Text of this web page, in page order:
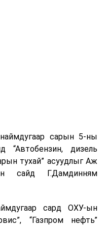
сарын 5-ны
“Автобензин, дизель
тухай” асуудлыг Аж
сайд Г.Дамдинням
сард ОХУ-ын
“Газпром нефть”